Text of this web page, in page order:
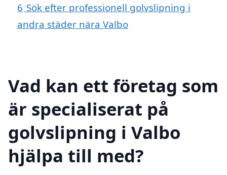
6 Sök efter professionell golvslipning i
andra städer nära Valbo
Vad kan ett företag som
är specialiserat på
golvslipning i Valbo
hjälpa till med?